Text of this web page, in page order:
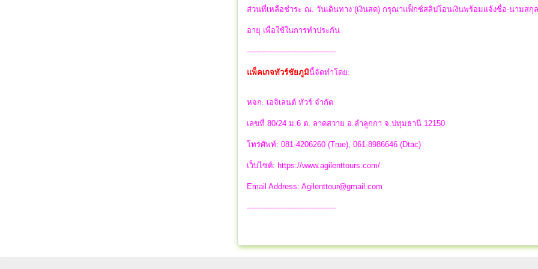
ส่วนที่เหลือชำระ ณ. วันเดินทาง (เงินสด) กรุณาแฟ็กซ์สลิปโอนเงินพร้อมแจ้งชื่อ-นามสกุล
อายุ เพื่อใช้ในการทำประกัน
-------------------------------------
แพ็คเกจทัวร์ชัยภูมินี้จัดทำโดย:
หจก. เอจิเลนต์ ทัวร์ จำกัด
เลขที่ 80/24 ม.6 ต. ลาดสวาย อ.ลำลูกกา จ.ปทุมธานี 12150
โทรศัพท์: 081-4206260 (True), 061-8986646 (Dtac)
เว็บไซต์: https://www.agilenttours.com/
Email Address: Agilenttour@gmail.com
-------------------------------------